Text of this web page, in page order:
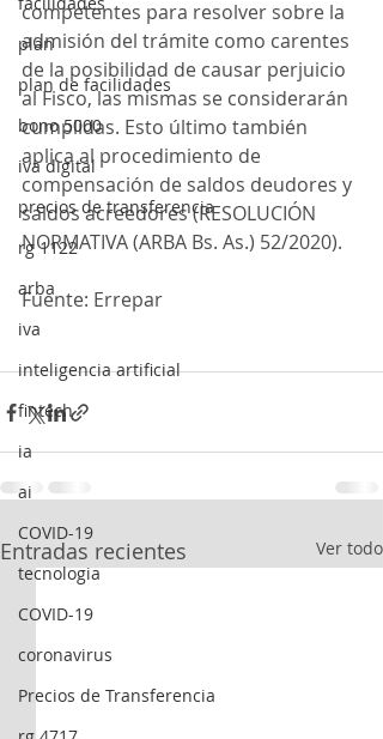
plan
plan de facilidades
bono 5000
iva digital
precios de transferencia
rg 1122
arba
iva
inteligencia artificial
fintech
ia
ai
COVID-19
tecnologia
COVID-19
coronavirus
Precios de Transferencia
competentes para resolver sobre la
admisión del trámite como carentes
de la posibilidad de causar perjuicio
al Fisco, las mismas se considerarán
cumplidas. Esto último también
aplica al procedimiento de
compensación de saldos deudores y
saldos acreedores (RESOLUCIÓN
NORMATIVA (ARBA Bs. As.) 52/2020).
Fuente: Errepar
Entradas recientes Ver todo